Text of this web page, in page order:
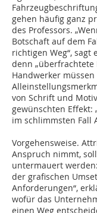
gehen häufig ganz
des Professors.
Botschaft auf dem
richtigen Weg“, sagt
denn
Handwerker
von Schrift und
gewünschten
im schlimmsten Fall
Vorgehensweise.
Anspruch nimmt,
untermauert
der grafischen
Anforderungen“,
wofür das
einen Weg